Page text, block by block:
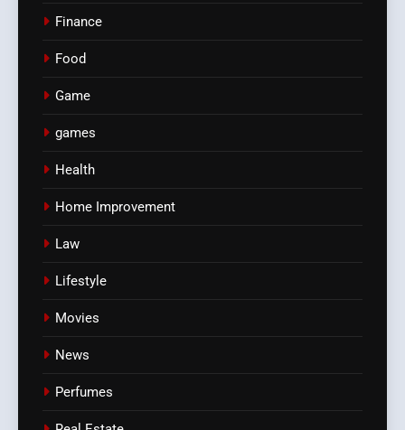
Finance
Food
Game
games
Health
Home Improvement
Law
Lifestyle
Movies
News
Perfumes